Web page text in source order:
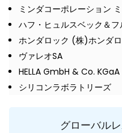
ミンダコーポレーション
ハフ・ヒュルスベック＆
ホンダロック (株)ホンダ
ヴァレオSA
HELLA GmbH & Co. KGaA
シリコンラボラトリーズ
グローバル